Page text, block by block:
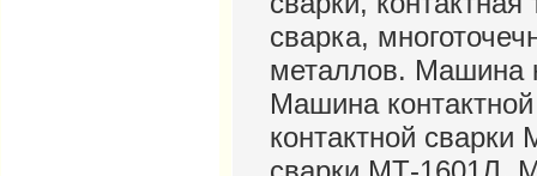
сварка,
металлов. Машина
Машина
контактной